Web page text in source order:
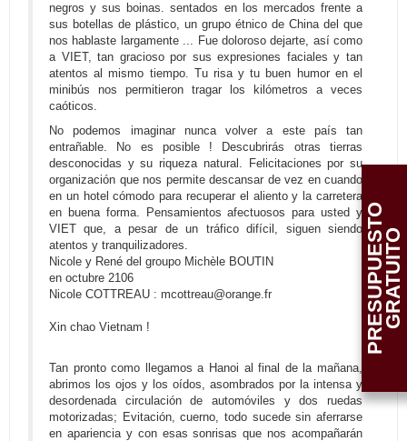
negros y sus boinas. sentados en los mercados frente a
sus botellas de plástico, un grupo étnico de China del que
nos hablaste largamente ... Fue doloroso dejarte, así como
a VIET, tan gracioso por sus expresiones faciales y tan
atentos al mismo tiempo. Tu risa y tu buen humor en el
minibús nos permitieron tragar los kilómetros a veces
caóticos.
No podemos imaginar nunca volver a este país tan
entrañable. No es posible ! Descubrirás otras tierras
desconocidas y su riqueza natural. Felicitaciones por su
organización que nos permite descansar de vez en cuando
en un hotel cómodo para recuperar el aliento y la carretera
en buena forma. Pensamientos afectuosos para usted y
VIET que, a pesar de un tráfico difícil, siguen siendo
atentos y tranquilizadores.
Nicole y René del groupo Michèle BOUTIN
en octubre 2106
Nicole COTTREAU : mcottreau@orange.fr
Xin chao Vietnam !
Tan pronto como llegamos a Hanoi al final de la mañana,
abrimos los ojos y los oídos, asombrados por la intensa y
desordenada circulación de automóviles y dos ruedas
motorizadas; Evitación, cuerno, todo sucede sin aferrarse
en apariencia y con esas sonrisas que nos acompañarán
P
R
E
S
U
P
U
ES
T
O
G
R
A
T
U
I
TO